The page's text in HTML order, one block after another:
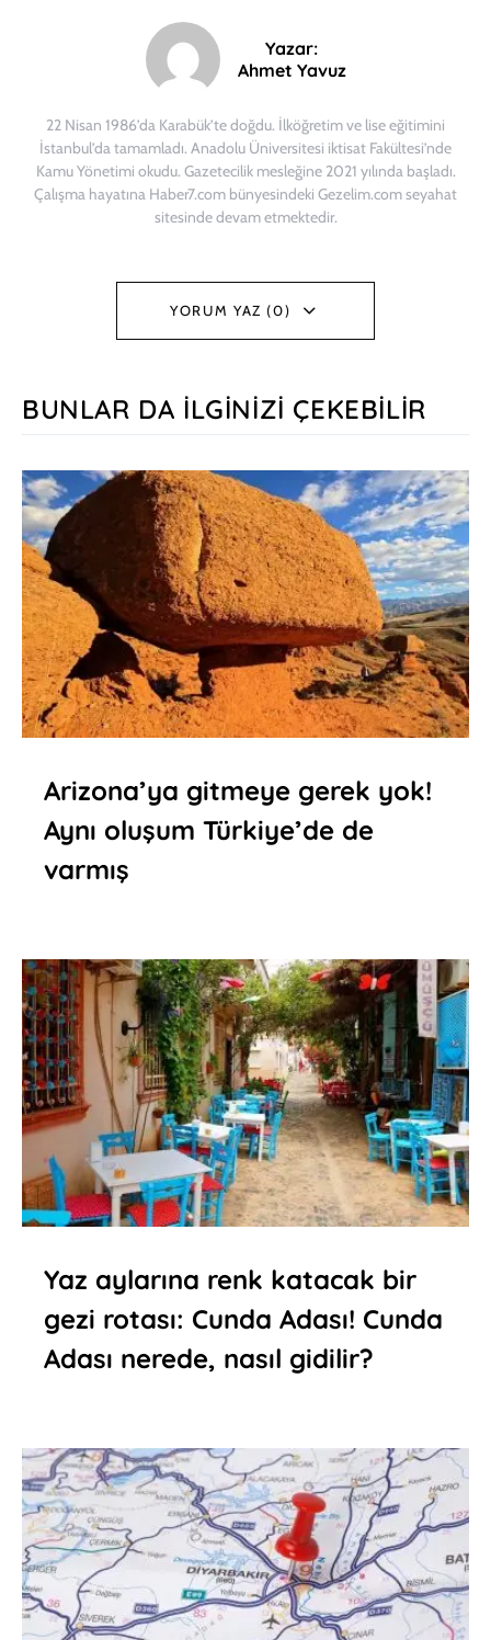
Yazar:
Ahmet Yavuz
22 Nisan 1986’da Karabük’te doğdu. İlköğretim ve lise eğitimini
İstanbul’da tamamladı. Anadolu Üniversitesi iktisat Fakültesi’nde
Kamu Yönetimi okudu. Gazetecilik mesleğine 2021 yılında başladı.
Çalışma hayatına Haber7.com bünyesindeki Gezelim.com seyahat
sitesinde devam etmektedir.
YORUM YAZ (0)
BUNLAR DA İLGINIZI ÇEKEBILIR
Arizona’ya gitmeye gerek yok!
Aynı oluşum Türkiye’de de
varmış
Yaz aylarına renk katacak bir
gezi rotası: Cunda Adası! Cunda
Adası nerede, nasıl gidilir?